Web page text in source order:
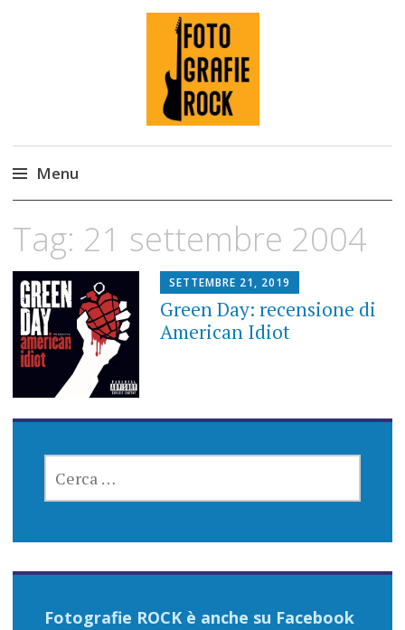
Fotografie ROCK
Menu
content
Tag: 21 settembre 2004
SETTEMBRE 21, 2019
Green Day: recensione di
American Idiot
PER:
Fotografie ROCK è anche su Facebook